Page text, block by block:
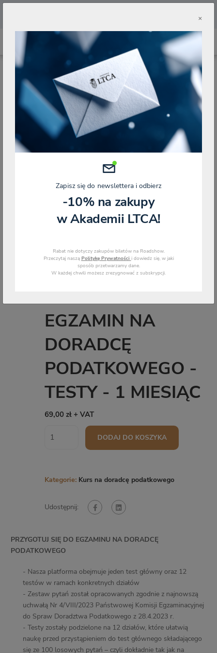
STRONA GŁÓWNA SKLEP
KURS NA DORADCĘ PODATKOWEGO
EGZAMIN NA DORADCĘ PODATKOWEGO - TESTY - 1 MIESIĄC
EGZAMIN NA
DORADCĘ
PODATKOWEGO -
TESTY - 1 MIESIĄC
69,00 zł + VAT
DODAJ DO KOSZYKA
Kategorie: Kurs na doradcę podatkowego
Udostępnij:
PRZYGOTUJ SIĘ DO EGZAMINU NA DORADCĘ
PODATKOWEGO
- Nasza platforma obejmuje jeden test główny oraz 12
testów w ramach konkretnych działów
- Zestaw pytań został opracowanych zgodnie z najnowszą
uchwałą Nr 4/VIII/2023 Państwowej Komisji Egzaminacyjnej
do Spraw Doradztwa Podatkowego z 28.4.2023 r.
- Testy zostały podzielone na 12 działów, które ułatwią
naukę przed przystąpieniem do test głównego składającego
się ze 100 losowych pytań – czyli dokładnie tak jak na
×
Zapisz się do newslettera i odbierz
-10% na zakupy
w Akademii LTCA!
Rabat nie dotyczy zakupów biletów na Roadshow.
Przeczytaj naszą Politykę Prywatności i dowiedz się, w jaki
sposób przetwarzamy dane.
W każdej chwili możesz zrezygnować z subskrypcji.